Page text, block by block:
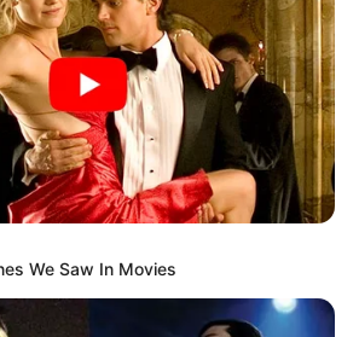
We Saw In Movies